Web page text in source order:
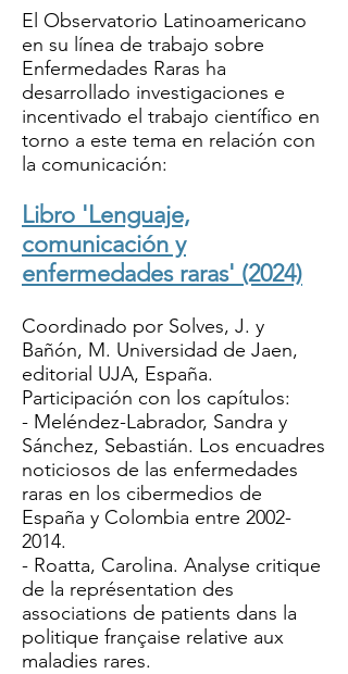
El Observatorio Latinoamericano
en su línea de trabajo sobre
Enfermedades Raras ha
desarrollado investigaciones e
incentivado el trabajo científico en
torno a este tema en relación con
la comunicación:
Libro 'Lenguaje,
comunicación y
enfermedades raras' (2024)
Coordinado por Solves, J. y
Bañón, M. Universidad de Jaen,
editorial UJA, España.
Participación con los capítulos:
- Meléndez-Labrador, Sandra y
Sánchez, Sebastián. Los encuadres
noticiosos de las enfermedades
raras en los cibermedios de
España y Colombia entre 2002-
2014.
- Roatta, Carolina. Analyse critique
de la représentation des
associations de patients dans la
politique française relative aux
maladies rares.